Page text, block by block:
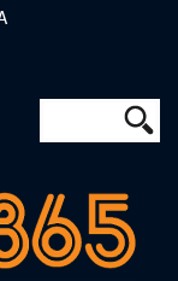
Φόρμα
Αναζήτηση